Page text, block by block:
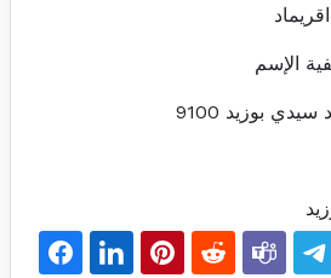
الإسم
سيدي بوزيد 9100